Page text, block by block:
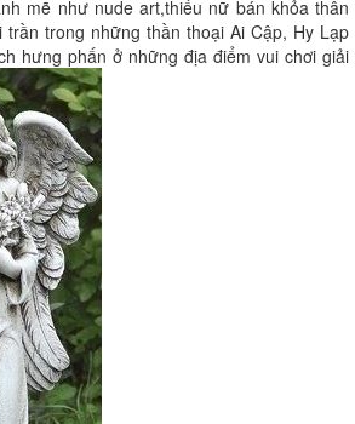
mẽ như nude art,thiếu nữ bán khỏa thân
trần trong những thần thoại Ai Cập, Hy Lạp
hưng phấn ở những địa điểm vui chơi giải